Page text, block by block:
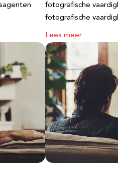
fotografische
fotografische
Lees meer